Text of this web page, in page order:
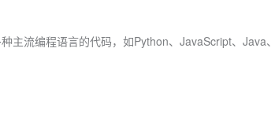
流编程语言的代码，如Python、JavaScript、Java